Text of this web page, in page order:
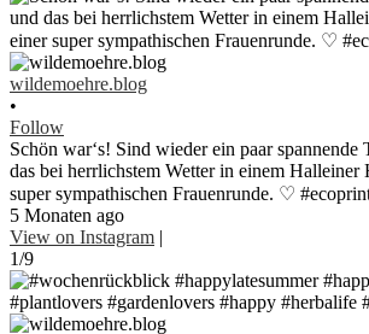
wildemoehre.blog
•
Follow
Schön war‘s! Sind wieder ein paar spannende
das bei herrlichstem Wetter in einem
super sympathischen Frauenrunde. ♡
5 Monaten ago
View on Instagram |
1/9